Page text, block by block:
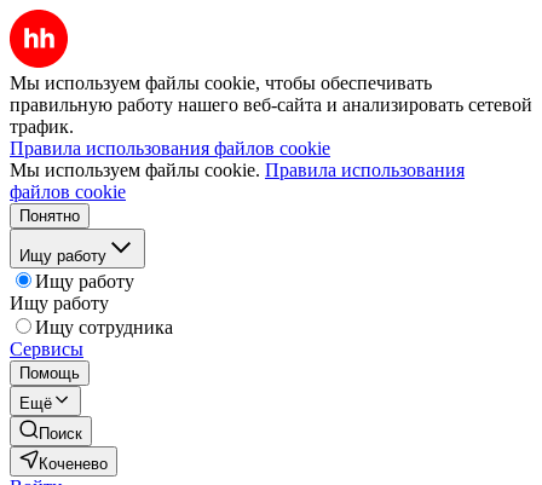
Мы используем файлы cookie, чтобы обеспечивать
правильную работу нашего веб-сайта и анализировать сетевой
трафик.
Правила использования файлов cookie
Мы используем файлы cookie. Правила использования
файлов cookie
Понятно
Ищу работу
Ищу работу
Ищу работу
Ищу сотрудника
Сервисы
Помощь
Ещё
Поиск
Коченево